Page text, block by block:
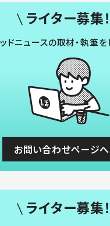
ライター募集！
ドニュースの取材・執筆を
お問い合わせページへ
ライター募集！